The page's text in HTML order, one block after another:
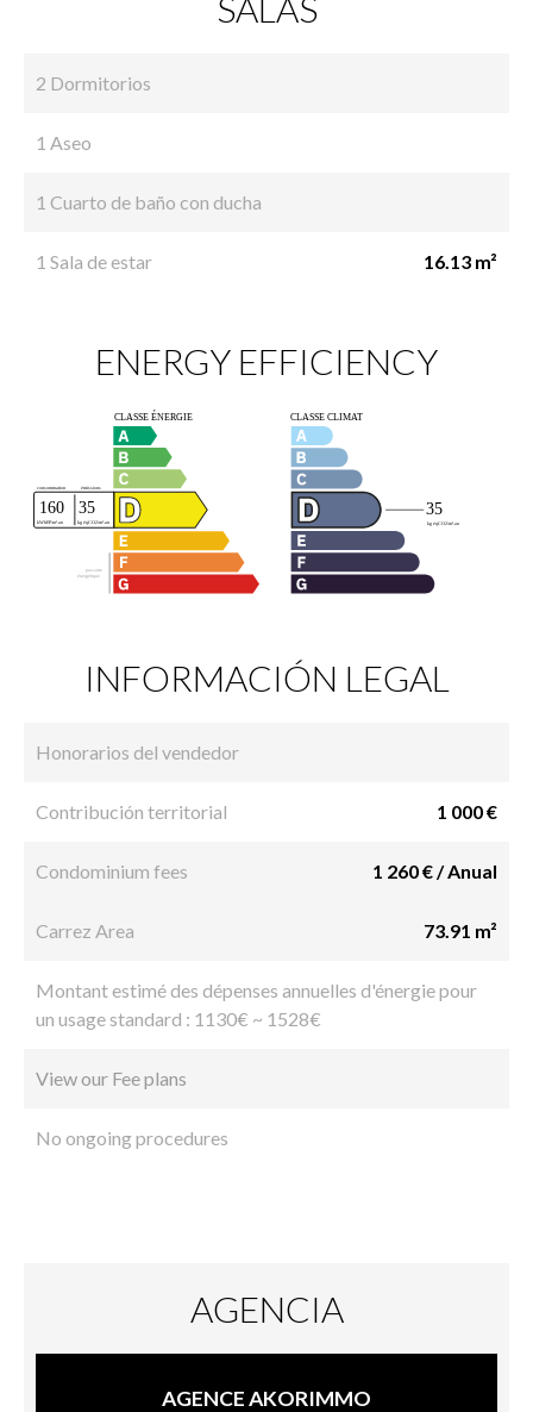
2 Dormitorios
1 Aseo
1 Cuarto de baño con ducha
1 Sala de estar 16.13 m²
ENERGY EFFICIENCY
INFORMACIÓN LEGAL
Honorarios del vendedor
Contribución territorial 1 000 €
Condominium fees 1 260 € / Anual
Carrez Area 73.91 m²
Montant estimé des dépenses annuelles d'énergie pour
un usage standard : 1130€ ~ 1528€
View our Fee plans
No ongoing procedures
AGENCIA
AGENCE AKORIMMO